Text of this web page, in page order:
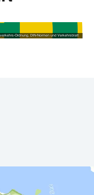
Ordnung, DIN-Normen und Verkehrsblatt